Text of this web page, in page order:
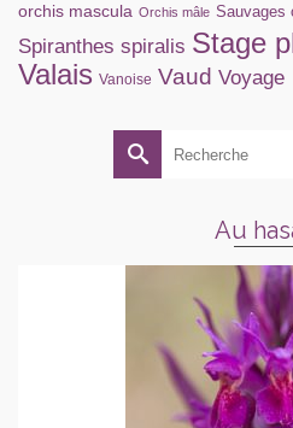
orchis mascula Orchis mâle Sauvages
Spiranthes spiralis Stage
Valais Vanoise Vaud Voyage
Rechercher :
Au